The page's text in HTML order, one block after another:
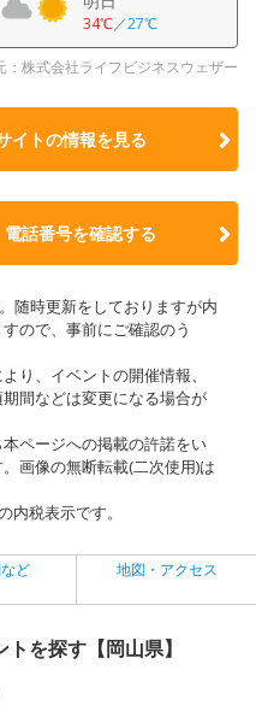
34℃／27℃
：株式会社ライフビジネスウェザー
イトの情報を見る
話番号を確認する
随時更新をしておりますが内
ので、事前にご確認のう
り、イベントの開催情報、
間などは変更になる場合が
ページへの掲載の許諾をい
画像の無断転載(二次使用)は
税表示です。
ど 地図・アクセス
を探す【岡山県】